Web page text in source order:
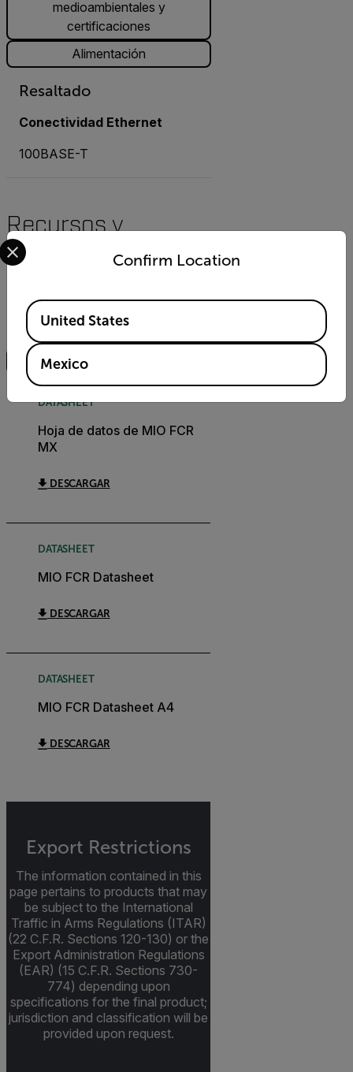
medioambientales y
certificaciones
Alimentación
Resaltado
Conectividad Ethernet
100BASE-T
Recursos y
asistencia
Buscar
DATASHEET
Hoja de datos de MIO FCR
MX
DESCARGAR
DATASHEET
MIO FCR Datasheet
DESCARGAR
DATASHEET
MIO FCR Datasheet A4
DESCARGAR
Export Restrictions
The information contained in this
page pertains to products that may
be subject to the International
Traffic in Arms Regulations (ITAR)
(22 C.F.R. Sections 120-130) or the
Export Administration Regulations
(EAR) (15 C.F.R. Sections 730-
774) depending upon
specifications for the final product;
jurisdiction and classification will be
provided upon request.
Confirm Location
Select your preferred country and language from the
Available Locations
United States
Mexico